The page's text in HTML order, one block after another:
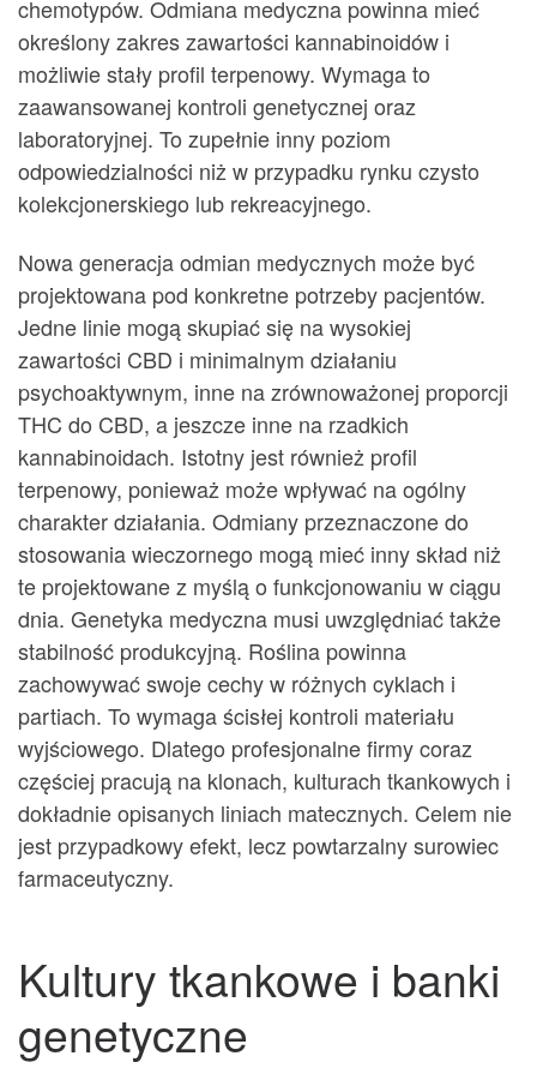
chemotypów. Odmiana medyczna powinna mieć
określony zakres zawartości kannabinoidów i
możliwie stały profil terpenowy. Wymaga to
zaawansowanej kontroli genetycznej oraz
laboratoryjnej. To zupełnie inny poziom
odpowiedzialności niż w przypadku rynku czysto
kolekcjonerskiego lub rekreacyjnego.
Nowa generacja odmian medycznych może być
projektowana pod konkretne potrzeby pacjentów.
Jedne linie mogą skupiać się na wysokiej
zawartości CBD i minimalnym działaniu
psychoaktywnym, inne na zrównoważonej proporcji
THC do CBD, a jeszcze inne na rzadkich
kannabinoidach. Istotny jest również profil
terpenowy, ponieważ może wpływać na ogólny
charakter działania. Odmiany przeznaczone do
stosowania wieczornego mogą mieć inny skład niż
te projektowane z myślą o funkcjonowaniu w ciągu
dnia. Genetyka medyczna musi uwzględniać także
stabilność produkcyjną. Roślina powinna
zachowywać swoje cechy w różnych cyklach i
partiach. To wymaga ścisłej kontroli materiału
wyjściowego. Dlatego profesjonalne firmy coraz
częściej pracują na klonach, kulturach tkankowych i
dokładnie opisanych liniach matecznych. Celem nie
jest przypadkowy efekt, lecz powtarzalny surowiec
farmaceutyczny.
Kultury tkankowe i banki
genetyczne